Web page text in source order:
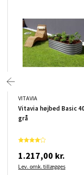
VITAVIA
Vitavia højbed Basic
grå
1.217,00 kr.
Lev. omk. tillægges